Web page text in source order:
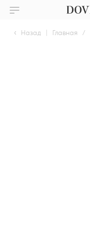
Назад | Главная /